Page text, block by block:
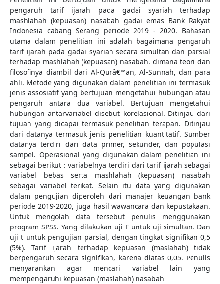
pengaruh tarif ijarah pada gadai syariah terhadap
mashlahah (kepuasan) nasabah gadai emas Bank Rakyat
Indonesia cabang Serang periode 2019 - 2020. Bahasan
utama dalam penelitian ini adalah bagaimana pengaruh
tarif ijarah pada gadai syariah secara simultan dan parsial
terhadap mashlahah (kepuasan) nasabah. dimana teori dan
filosofinya diambil dari Al-Qurâ€™an, Al-Sunnah, dan para
ahli. Metode yang digunakan dalam penelitian ini termasuk
jenis assosiatif yang bertujuan mengetahui hubungan atau
pengaruh antara dua variabel. Bertujuan mengetahui
hubungan antarvariabel disebut korelasional. Ditinjau dari
tujuan yang dicapai termasuk penelitian terapan. Ditinjau
dari datanya termasuk jenis penelitian kuantitatif. Sumber
datanya terdiri dari data primer, sekunder, dan populasi
sampel. Operasional yang digunakan dalam penelitian ini
sebagai berikut : variabelnya terdiri dari tarif ijarah sebagai
variabel bebas serta mashlahah (kepuasan) nasabah
sebagai variabel terikat. Selain itu data yang digunakan
dalam pengujian diperoleh dari manajer keuangan bank
periode 2019-2020, juga hasil wawancara dan kepustakaan.
Untuk mengolah data tersebut penulis menggunakan
program SPSS. Yang dilakukan uji F untuk uji simultan. Dan
uji t untuk pengujian parsial, dengan tingkat signifikan 0,5
(5%). Tarif ijarah terhadap kepuasan (maslahah) tidak
berpengaruh secara signifikan, karena diatas 0,05. Penulis
menyarankan agar mencari variabel lain yang
mempengaruhi kepuasan (maslahah) nasabah.